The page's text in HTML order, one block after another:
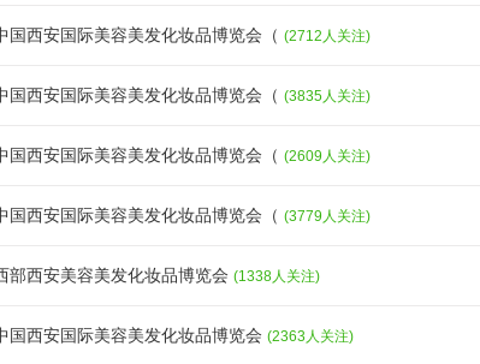
国西安国际美容美发化妆品博览会（ (2712人关注)
国西安国际美容美发化妆品博览会（ (3835人关注)
国西安国际美容美发化妆品博览会（ (2609人关注)
国西安国际美容美发化妆品博览会（ (3779人关注)
部西安美容美发化妆品博览会 (1338人关注)
国西安国际美容美发化妆品博览会 (2363人关注)